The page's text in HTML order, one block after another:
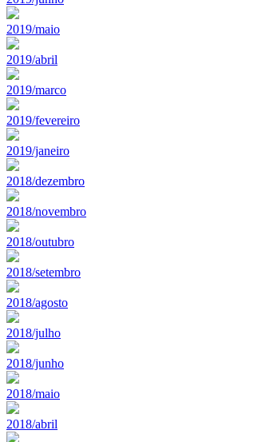
2019/maio
2019/abril
2019/marco
2019/fevereiro
2019/janeiro
2018/dezembro
2018/novembro
2018/outubro
2018/setembro
2018/agosto
2018/julho
2018/junho
2018/maio
2018/abril